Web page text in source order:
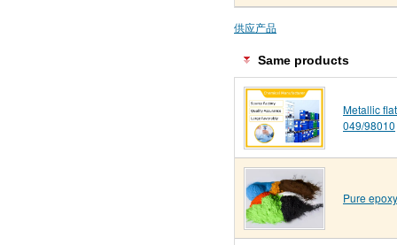
供应产品
Same products
Metallic
049/98010
Pure